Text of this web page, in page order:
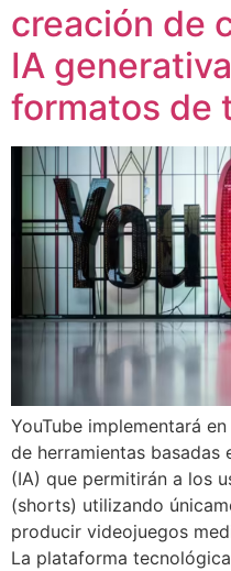
creación de
IA
formatos de
YouTube implementará
de herramientas
(IA) que permitirán a los
(shorts) utilizando
producir videojuegos
La plataforma